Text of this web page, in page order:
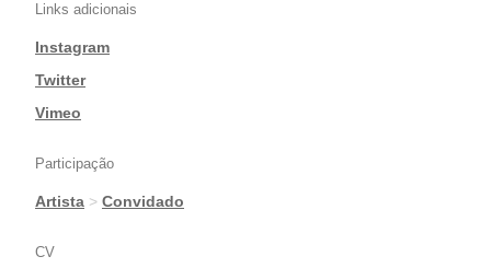
Links adicionais
Instagram
|Twitter
|Vimeo
Participação
Artista > Convidado
CV